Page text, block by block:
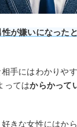
性が嫌いになった
手にはわかりや
ってはからかって
きな女性にはか